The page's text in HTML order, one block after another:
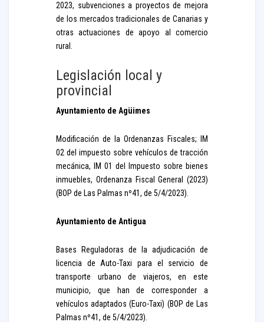
2023, subvenciones a proyectos de mejora
de los mercados tradicionales de Canarias y
otras actuaciones de apoyo al comercio
rural.
Legislación local y
provincial
Ayuntamiento de Agüimes
Modificación de la Ordenanzas Fiscales; IM
02 del impuesto sobre vehículos de tracción
mecánica, IM 01 del Impuesto sobre bienes
inmuebles, Ordenanza Fiscal General (2023)
(BOP de Las Palmas nº41, de 5/4/2023).
Ayuntamiento de Antigua
Bases Reguladoras de la adjudicación de
licencia de Auto-Taxi para el servicio de
transporte urbano de viajeros, en este
municipio, que han de corresponder a
vehículos adaptados (Euro-Taxi) (BOP de Las
Palmas nº41, de 5/4/2023).